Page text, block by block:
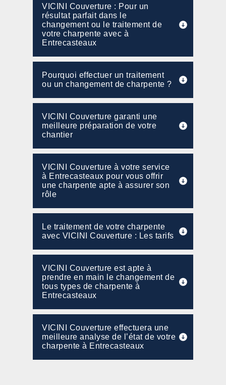
VICINI Couverture : Pour un
résultat parfait dans le
changement ou le traitement de
votre charpente avec à
Entrecasteaux
Pourquoi effectuer un traitement
ou un changement de charpente ?
VICINI Couverture garanti une
meilleure préparation de votre
chantier
VICINI Couverture à votre service
à Entrecasteaux pour vous offrir
une charpente apte à assurer son
rôle
Le traitement de votre charpente
avec VICINI Couverture : Les tarifs
VICINI Couverture est apte à
prendre en main le changement de
tous types de charpente à
Entrecasteaux
VICINI Couverture effectuera une
meilleure analyse de l’état de votre
charpente à Entrecasteaux